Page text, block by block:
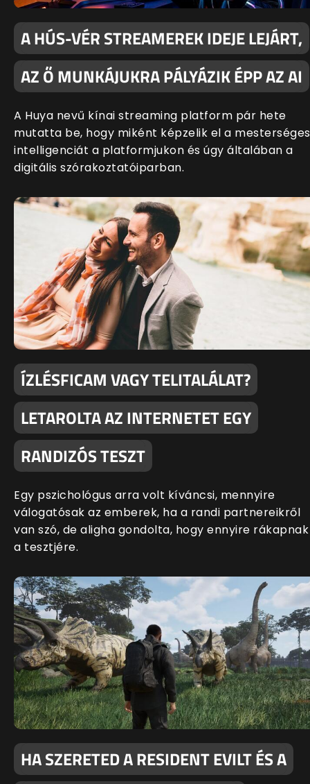
A HÚS-VÉR STREAMEREK IDEJE LEJÁRT,
AZ Ő MUNKÁJUKRA PÁLYÁZIK ÉPP AZ AI
A Huya nevű kínai streaming platform pár hete
mutatta be, hogy miként képzelik el a mesterséges
intelligenciát a platformjukon és úgy általában a
digitális szórakoztatóiparban.
ÍZLÉSFICAM VAGY TELITALÁLAT?
LETAROLTA AZ INTERNETET EGY
RANDIZÓS TESZT
Egy pszichológus arra volt kíváncsi, mennyire
válogatósak az emberek, ha a randi partnereikről
van szó, de aligha gondolta, hogy ennyire rákapnak
a tesztjére.
HA SZERETED A RESIDENT EVILT ÉS A